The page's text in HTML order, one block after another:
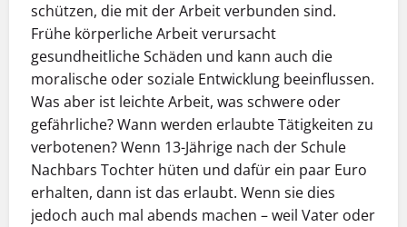
schützen, die mit der Arbeit verbunden sind.
Frühe körperliche Arbeit verursacht
gesundheitliche Schäden und kann auch die
moralische oder soziale Entwicklung beeinflussen.
Was aber ist leichte Arbeit, was schwere oder
gefährliche? Wann werden erlaubte Tätigkeiten zu
verbotenen? Wenn 13-Jährige nach der Schule
Nachbars Tochter hüten und dafür ein paar Euro
erhalten, dann ist das erlaubt. Wenn sie dies
jedoch auch mal abends machen – weil Vater oder